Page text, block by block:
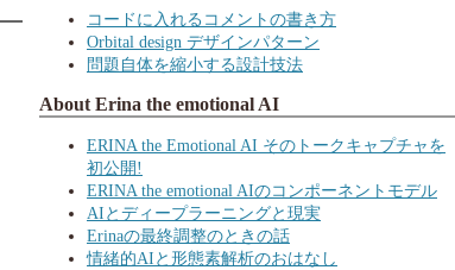
コードに入れるコメントの書き方
Orbital design デザインパターン
問題自体を縮小する設計技法
About Erina the emotional AI
ERINA the Emotional AI そのトークキャプチャを
初公開!
ERINA the emotional AIのコンポーネントモデル
AIとディープラーニングと現実
Erinaの最終調整のときの話
情緒的AIと形態素解析のおはなし